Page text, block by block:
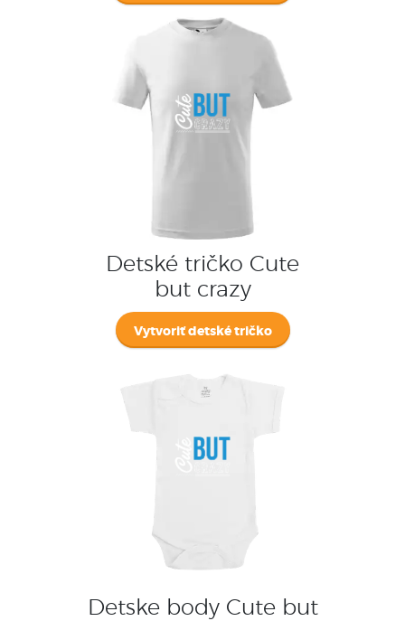
Detské tričko Cute
but crazy
Vytvoriť detské tričko
Detske body Cute but